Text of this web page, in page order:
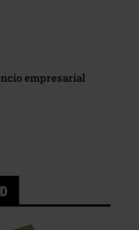
empresarial